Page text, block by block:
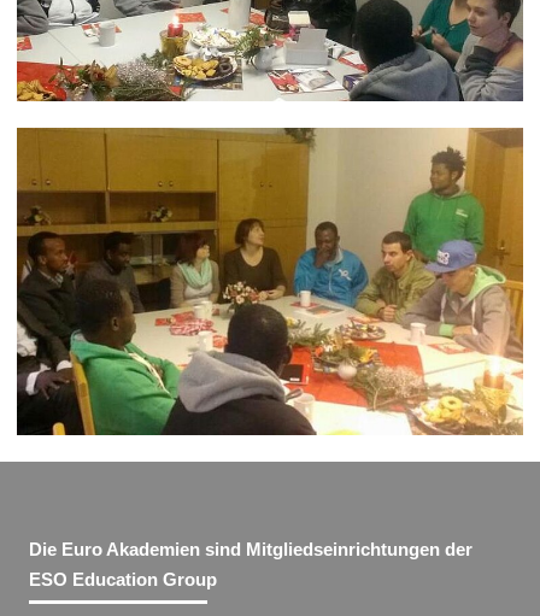
Die Euro Akademien sind Mitgliedseinrichtungen der
ESO Education Group